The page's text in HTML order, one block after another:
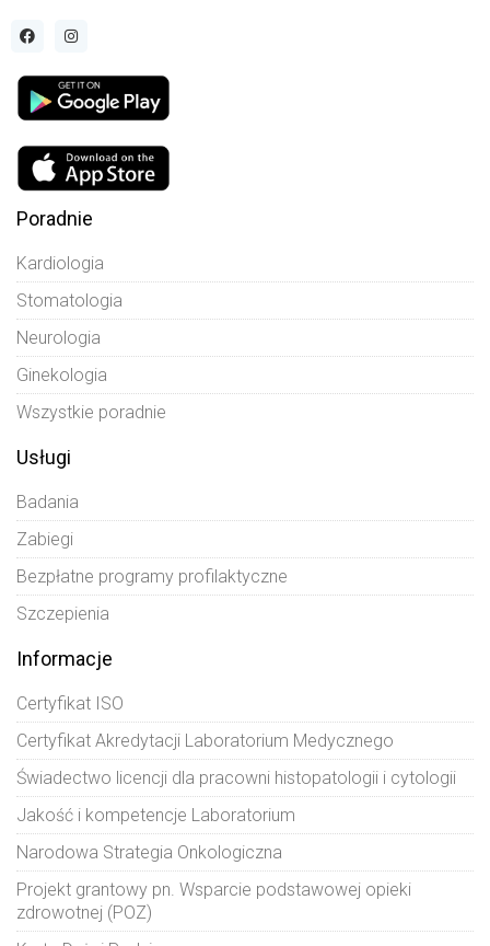
Poradnie
Kardiologia
Stomatologia
Neurologia
Ginekologia
Wszystkie poradnie
Usługi
Badania
Zabiegi
Bezpłatne programy profilaktyczne
Szczepienia
Informacje
Certyfikat ISO
Certyfikat Akredytacji Laboratorium Medycznego
Świadectwo licencji dla pracowni histopatologii i cytologii
Jakość i kompetencje Laboratorium
Narodowa Strategia Onkologiczna
Projekt grantowy pn. Wsparcie podstawowej opieki
zdrowotnej (POZ)